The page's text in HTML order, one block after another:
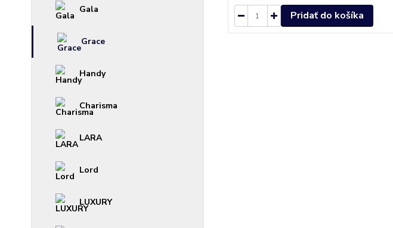
Gala
Grace
Handy
Charisma
LARA
Lord
LUXURY
Pridať do košíka